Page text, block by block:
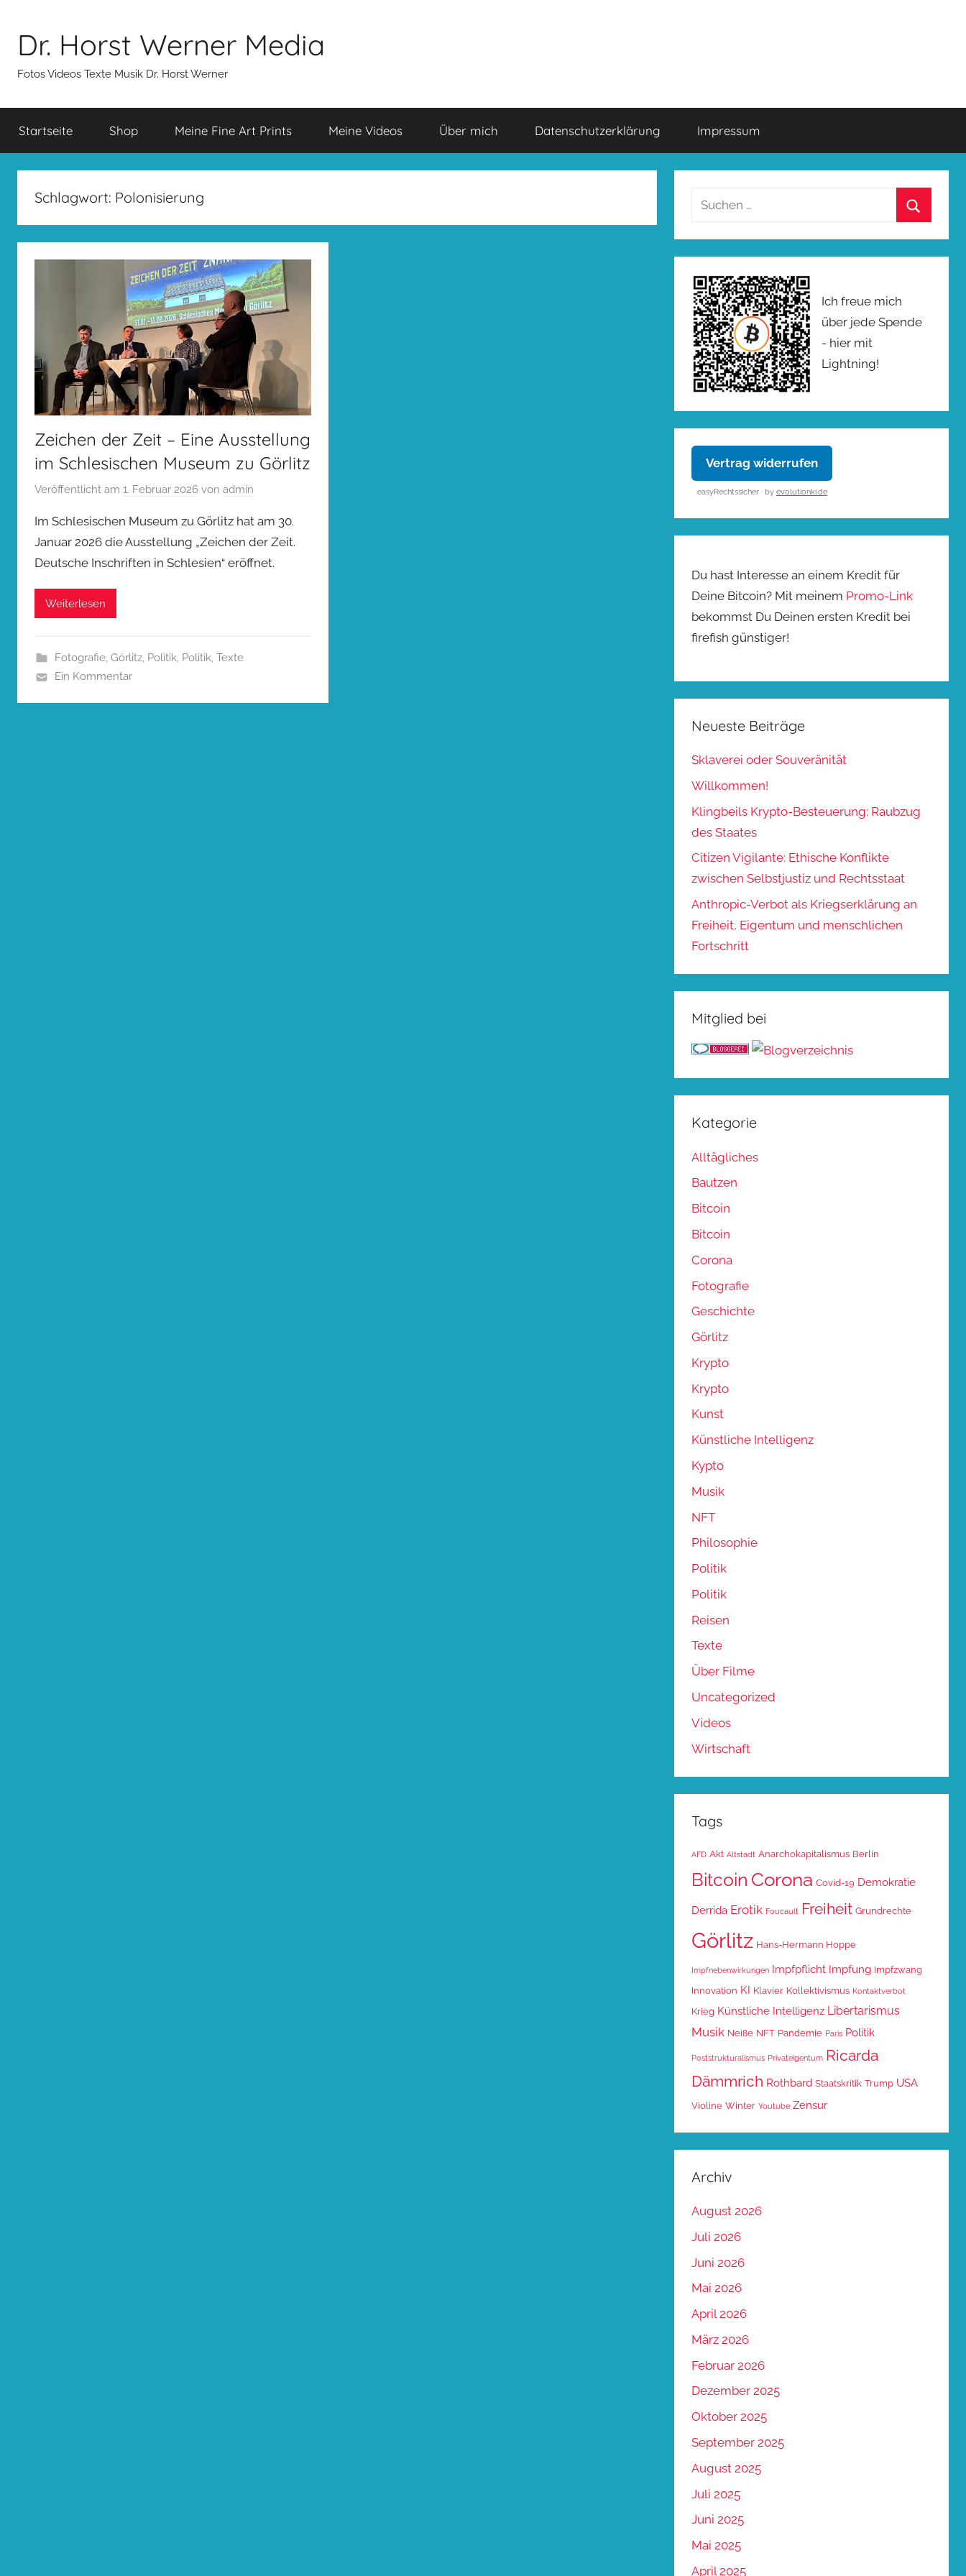
springen
Dr. Horst Werner Media
Fotos Videos Texte Musik Dr. Horst Werner
Startseite Shop Meine Fine Art Prints Meine Videos Über mich Datenschutzerklärung Impressum
Schlagwort: Polonisierung
Zeichen der Zeit – Eine Ausstellung
im Schlesischen Museum zu Görlitz
Veröffentlicht am 1. Februar 2026 von admin
Im Schlesischen Museum zu Görlitz hat am 30.
Januar 2026 die Ausstellung „Zeichen der Zeit.
Deutsche Inschriften in Schlesien“ eröffnet.
Weiterlesen
Fotografie, Görlitz, Politik, Politik, Texte
Ein Kommentar
Suchen
Ich freue mich
über jede Spende
- hier mit
Lightning!
Vertrag widerrufen
easyRechtssicher · by evolutionki.de
Du hast Interesse an einem Kredit für
Deine Bitcoin? Mit meinem Promo-Link
bekommst Du Deinen ersten Kredit bei
firefish günstiger!
Neueste Beiträge
Sklaverei oder Souveränität
Willkommen!
Klingbeils Krypto-Besteuerung: Raubzug
des Staates
Citizen Vigilante: Ethische Konflikte
zwischen Selbstjustiz und Rechtsstaat
Anthropic-Verbot als Kriegserklärung an
Freiheit, Eigentum und menschlichen
Fortschritt
Mitglied bei
Kategorie
Alltägliches
Bautzen
Bitcoin
Bitcoin
Corona
Fotografie
Geschichte
Görlitz
Krypto
Krypto
Kunst
Künstliche Intelligenz
Kypto
Musik
NFT
Philosophie
Politik
Politik
Reisen
Texte
Über Filme
Uncategorized
Videos
Wirtschaft
Tags
AFD Akt Altstadt Anarchokapitalismus Berlin
Bitcoin Corona Covid-19 Demokratie
Derrida Erotik Foucault Freiheit Grundrechte
Görlitz Hans-Hermann Hoppe
Impfnebenwirkungen Impfpflicht Impfung Impfzwang
Innovation KI Klavier Kollektivismus Kontaktverbot
Krieg Künstliche Intelligenz Libertarismus
Musik Neiße NFT Pandemie Paris Politik
Poststrukturalismus Privateigentum Ricarda
Dämmrich Rothbard Staatskritik Trump USA
Violine Winter Youtube Zensur
Archiv
August 2026
Juli 2026
Juni 2026
Mai 2026
April 2026
März 2026
Februar 2026
Dezember 2025
Oktober 2025
September 2025
August 2025
Juli 2025
Juni 2025
Mai 2025
April 2025